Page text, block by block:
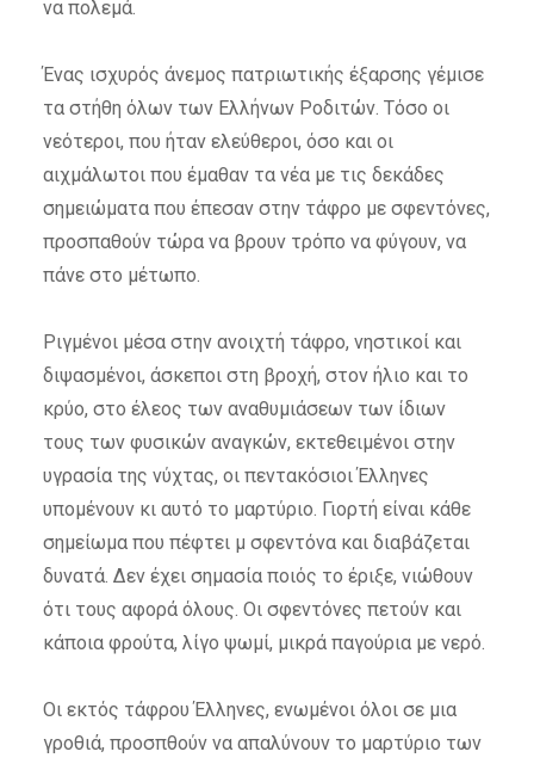
να πολεμά.
Ένας ισχυρός άνεμος πατριωτικής έξαρσης γέμισε
τα στήθη όλων των Ελλήνων Ροδιτών. Τόσο οι
νεότεροι, που ήταν ελεύθεροι, όσο και οι
αιχμάλωτοι που έμαθαν τα νέα με τις δεκάδες
σημειώματα που έπεσαν στην τάφρο με σφεντόνες,
προσπαθούν τώρα να βρουν τρόπο να φύγουν, να
πάνε στο μέτωπο.
Ριγμένοι μέσα στην ανοιχτή τάφρο, νηστικοί και
διψασμένοι, άσκεποι στη βροχή, στον ήλιο και το
κρύο, στο έλεος των αναθυμιάσεων των ίδιων
τους των φυσικών αναγκών, εκτεθειμένοι στην
υγρασία της νύχτας, οι πεντακόσιοι Έλληνες
υπομένουν κι αυτό το μαρτύριο. Γιορτή είναι κάθε
σημείωμα που πέφτει μ σφεντόνα και διαβάζεται
δυνατά. Δεν έχει σημασία ποιός το έριξε, νιώθουν
ότι τους αφορά όλους. Οι σφεντόνες πετούν και
κάποια φρούτα, λίγο ψωμί, μικρά παγούρια με νερό.
Οι εκτός τάφρου Έλληνες, ενωμένοι όλοι σε μια
γροθιά, προσπθούν να απαλύνουν το μαρτύριο των